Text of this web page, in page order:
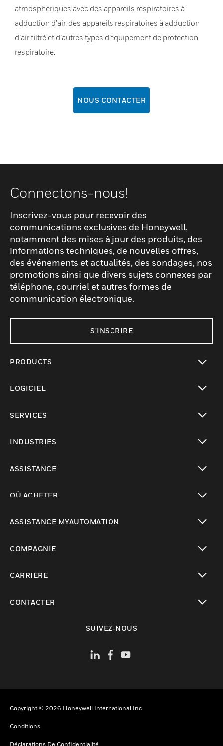
atmosphériques avec des appareils respiratoires à
adduction d’air, des appareils respiratoires à adduction
d’air filtré et d’autres types d’équipement de protection
respiratoire.
NOUS CONTACTER
Connectons-nous!
Inscrivez-vous pour recevoir des
communications exclusives de Honeywell,
notamment des mises à jour des produits, des
informations techniques, de nouvelles offres,
des événements et actualités, des sondages, nos
promotions ainsi que divers sujets connexes par
téléphone, courriel et autres formes de
communication électronique.
S'INSCRIRE
PRODUCTS
LOGICIEL
SERVICES
INDUSTRIES
ASSISTANCE
OÙ ACHETER
ASSISTANCE MYAUTOMATION
COMPAGNIE
CARRIÈRE
CONTACTER
SUIVEZ-NOUS
Copyright © 2026 Honeywell International Inc
Conditions
Déclarations De Confidentialité